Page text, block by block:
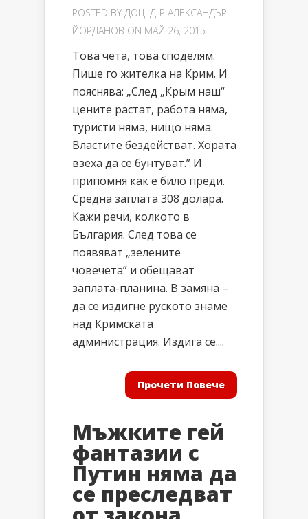
POSTED BY ДОЦ. Д-Р АЛЕКСАНДЪР
ЙОРДАНОВ ON МАЙ 26, 2015
Това чета, това споделям.
Пише го жителка на Крим. И
пояснява: „След „Крым наш“
цените растат, работа няма,
туристи няма, нищо няма.
Властите бездействат. Хората
взеха да се бунтуват.” И
припомня как е било преди.
Средна заплата 308 долара.
Кажи речи, колкото в
България. След това се
появяват „зелените
човечета” и обещават
заплата-планина. В замяна –
да се издигне руското знаме
над Кримската
администрация. Издига се....
Прочети Повече
Мъжките гей
фантазии с
Путин няма да
се преследват